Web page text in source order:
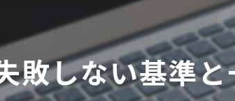
仲介手数料なし
敷金礼金なし
家具家電付き
敗しない基準